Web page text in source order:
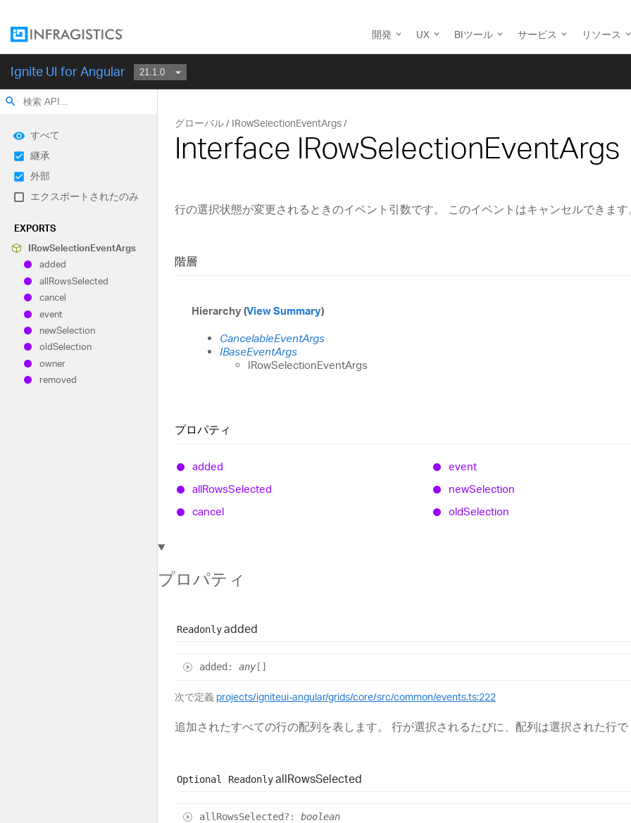
開発 UX BIツール サービス リソース
Ignite UI for Angular
search
すべて
継承
外部
エクスポートされたのみ
EXPORTS
IRowSelectionEventArgs
added
allRowsSelected
cancel
event
newSelection
oldSelection
owner
removed
グローバル IRowSelectionEventArgs
Interface IRowSelectionEventArgs
行の選択状態が変更されるときのイベント引数です。 このイベントはキャンセルできます
階層
Hierarchy (View Summary)
CancelableEventArgs
IBaseEventArgs
IRowSelectionEventArgs
プロパティ
added
allRowsSelected
cancel
event
newSelection
oldSelection
プロパティ
Readonly added
added : any []
次で定義 projects/igniteui-angular/grids/core/src/common/events.ts:222
追加されたすべての行の配列を表します。 行が選択されるたびに、配列は選択された行
Optional ReadonlyallRowsSelected
all RowsSelected?: boolean